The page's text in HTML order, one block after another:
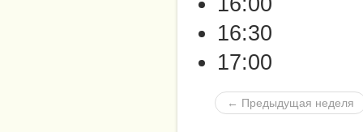
16:30
17:00
← Предыдущая неделя